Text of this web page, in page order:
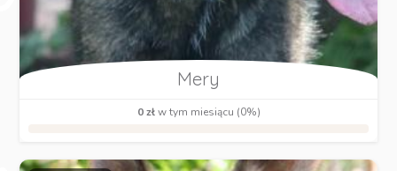
Mery
0 złw tym miesiącu (0%)